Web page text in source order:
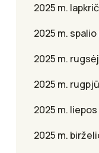
2025 m.
2025 m. spalio
2025 m.
2025 m.
2025 m. liepos
2025 m.